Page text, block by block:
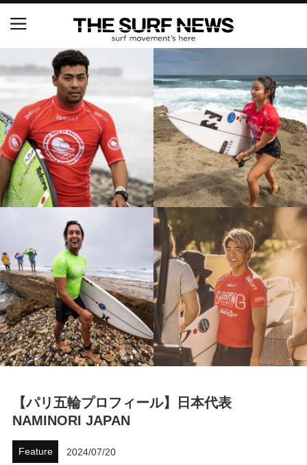
【パリ五輪プロフィール】日本代表
NAMINORI JAPAN
Feature 2024/07/20
NSAと茅ヶ崎市が包括連携協定を締結 自治体との
協定は全国初、サーフィンを軸に地域活性化へ
【五十嵐カノア独占インタビュー】旧友レオ、ジャ
ックとの豪華プライベートセッション
S.ONE ショート＆ロング開幕戦・現地リポート（高
橋みなと）
ニュース
製品情報
特集
試合
ハウツー
ホリデースタイル
ウェストジャパン
イベント・リリース